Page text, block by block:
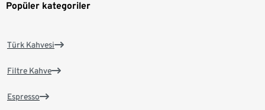
Popüler kategoriler
Türk Kahvesi
Filtre Kahve
Espresso